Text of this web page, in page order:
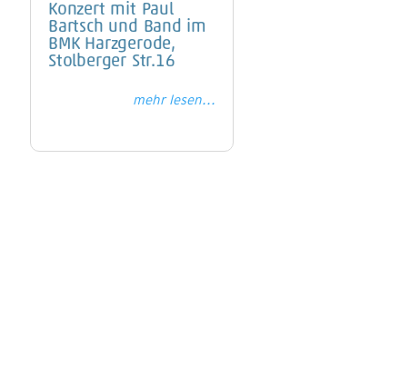
Konzert mit Paul
Bartsch und Band im
BMK Harzgerode,
Stolberger Str.16
mehr lesen...